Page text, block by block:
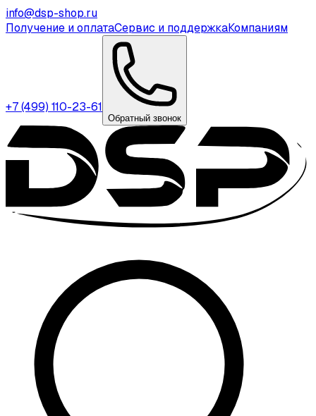
info@dsp-shop.ru
Получение и оплатаСервис и поддержкаКомпаниям
+7 (499) 110-23-61
Обратный звонок